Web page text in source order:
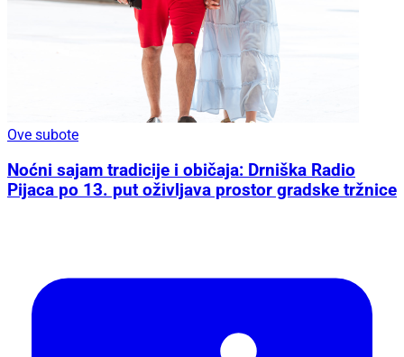
Ove subote
Noćni sajam tradicije i običaja: Drniška Radio
Pijaca po 13. put oživljava prostor gradske tržnice